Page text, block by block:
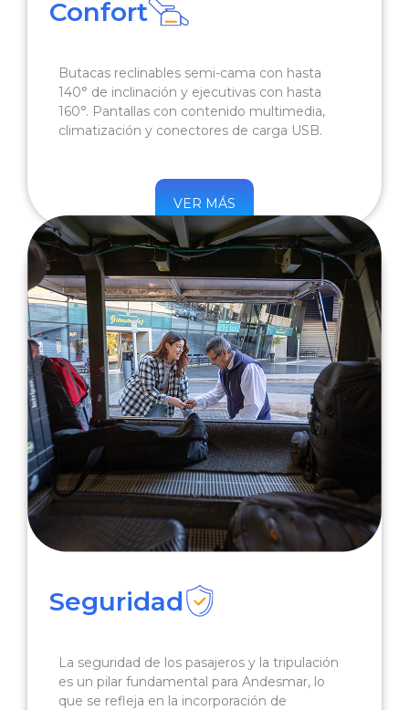
Confort
Butacas reclinables semi-cama con hasta
140° de inclinación y ejecutivas con hasta
160°. Pantallas con contenido multimedia,
climatización y conectores de carga USB.
VER MÁS
Seguridad
La seguridad de los pasajeros y la tripulación
es un pilar fundamental para Andesmar, lo
que se refleja en la incorporación de